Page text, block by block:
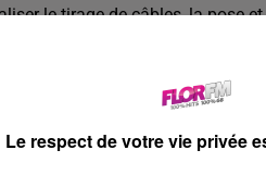
le tirage de câbles, la pose
des diagnostics de
et accompagner les
en dépannage et
Le respect de votre vie privée